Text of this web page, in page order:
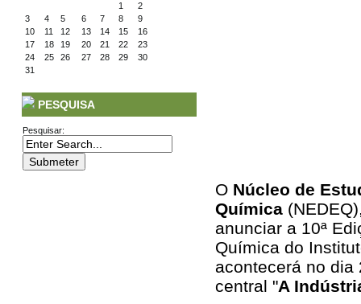
1
2
3
4 5 6 7 8
9
10
11 12 13 14 15
16
17
18 19 20 21 22
23
24
25 26 27 28 29
30
31
PESQUISA
Pesquisar:
O Núcleo de
Química
anunciar a 10ª
Química do
acontecerá no dia
central "A